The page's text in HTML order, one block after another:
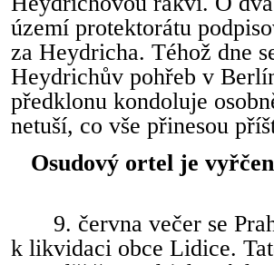
území protektorátu
za Heydricha. Téhož dne
Heydrichův pohřeb v
předklonu kondoluje
netuší, co vše přinesou
Osudový ortel je
9. června večer se
k likvidaci obce Lidice.